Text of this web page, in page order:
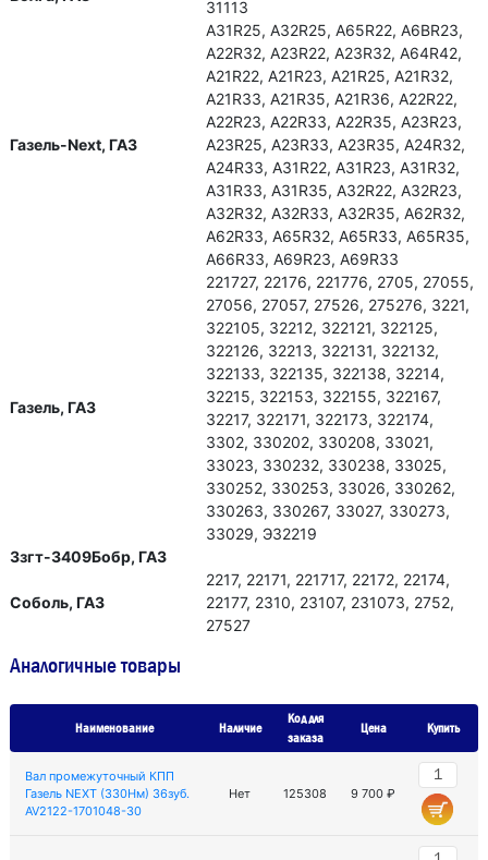
31113
Газель-Next, ГАЗ
А31R25, А32R25, А65R22, А6ВR23,
А22R32, А23R22, А23R32, А64R42,
А21R22, А21R23, А21R25, А21R32,
А21R33, А21R35, А21R36, А22R22,
А22R23, А22R33, А22R35, А23R23,
А23R25, А23R33, А23R35, А24R32,
А24R33, А31R22, А31R23, А31R32,
А31R33, А31R35, А32R22, А32R23,
А32R32, А32R33, А32R35, А62R32,
А62R33, А65R32, А65R33, А65R35,
А66R33, А69R23, А69R33
Газель, ГАЗ
221727, 22176, 221776, 2705, 27055,
27056, 27057, 27526, 275276, 3221,
322105, 32212, 322121, 322125,
322126, 32213, 322131, 322132,
322133, 322135, 322138, 32214,
32215, 322153, 322155, 322167,
32217, 322171, 322173, 322174,
3302, 330202, 330208, 33021,
33023, 330232, 330238, 33025,
330252, 330253, 33026, 330262,
330263, 330267, 33027, 330273,
33029, Э32219
Ззгт-3409Бобр, ГАЗ
Соболь, ГАЗ
2217, 22171, 221717, 22172, 22174,
22177, 2310, 23107, 231073, 2752,
27527
Аналогичные товары
Наименование Наличие
Код для
заказа
Цена Купить
Вал промежуточный КПП
Газель NEXT (330Нм) 36зуб.
AV2122-1701048-30
Нет 125308 9 700 ₽